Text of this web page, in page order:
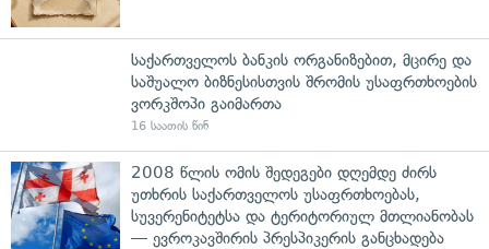
საქართველოს ბანკის ორგანიზებით, მცირე და
საშუალო ბიზნესისთვის შრომის უსაფრთხოების
ვორკშოპი გაიმართა
16 საათის წინ
2008 წლის ომის შედეგები დღემდე ძირს
უთხრის საქართველოს უსაფრთხოებას,
სუვერენიტეტსა და ტერიტორიულ მთლიანობას
— ევროკავშირის პრესპიკერის განცხადება